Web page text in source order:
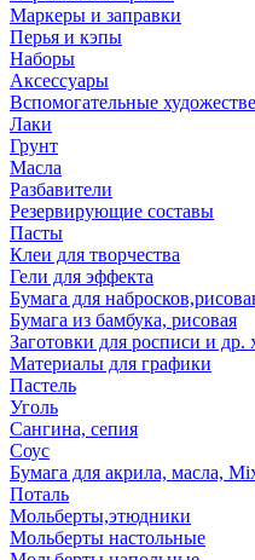
Маркеры и заправки
Перья и кэпы
Наборы
Аксессуары
Вспомогательные
Лаки
Грунт
Масла
Разбавители
Резервирующие составы
Пасты
Клеи для творчества
Гели для эффекта
Бумага для
Бумага из бамбука, рисовая
Заготовки для росписи и др.
Материалы для графики
Пастель
Уголь
Сангина, сепия
Соус
Бумага для акрила, масла,
Поталь
Мольберты,этюдники
Мольберты настольные